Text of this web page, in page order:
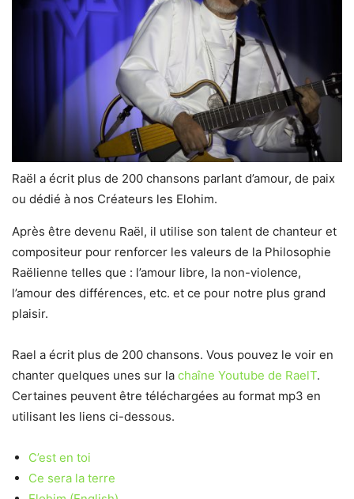
Raël a écrit plus de 200 chansons parlant d’amour, de paix
ou dédié à nos Créateurs les Elohim.
Après être devenu Raël, il utilise son talent de chanteur et
compositeur pour renforcer les valeurs de la Philosophie
Raëlienne telles que : l’amour libre, la non-violence,
l’amour des différences, etc. et ce pour notre plus grand
plaisir.
Rael a écrit plus de 200 chansons. Vous pouvez le voir en
chanter quelques unes sur la chaîne Youtube de RaelT.
Certaines peuvent être téléchargées au format mp3 en
utilisant les liens ci-dessous.
C’est en toi
Ce sera la terre